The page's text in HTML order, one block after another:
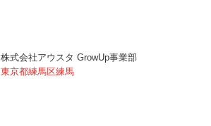
株式会社アウスタ GrowUp事業部
東京都練馬区練馬